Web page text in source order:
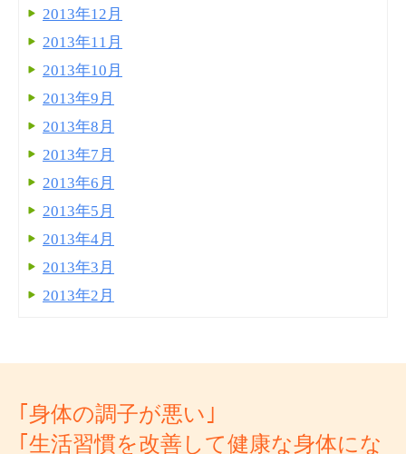
2013年12月
2013年11月
2013年10月
2013年9月
2013年8月
2013年7月
2013年6月
2013年5月
2013年4月
2013年3月
2013年2月
｢身体の調子が悪い｣
｢生活習慣を改善して健康な身体にな